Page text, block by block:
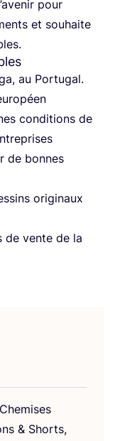
pour
et sou­haite
au Por­tu­gal.
condi­tions de
de bonnes
ori­gi­naux
de vente de la
& Shorts,